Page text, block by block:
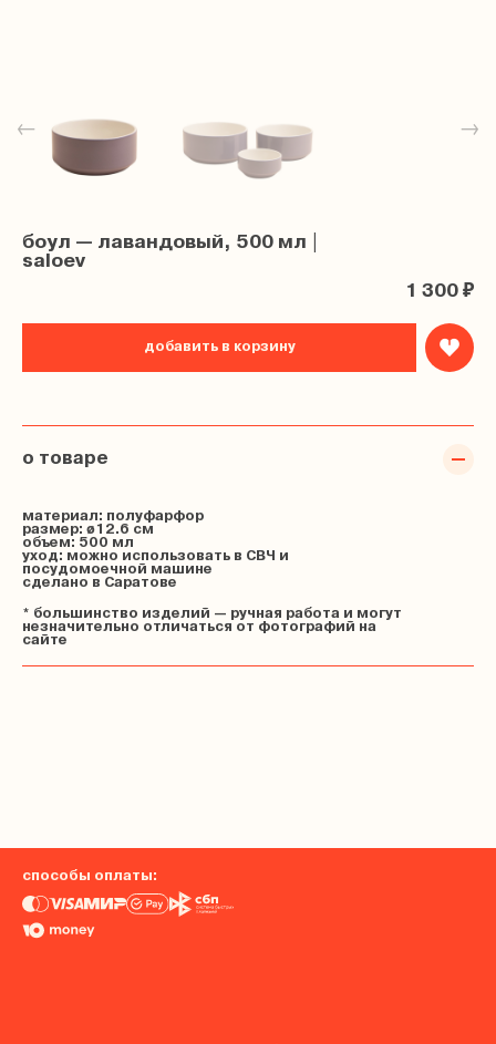
← →
боул — лавандовый, 500 мл |
saloev
1 300 ₽
добавить в корзину
о товаре
материал: полуфарфор
размер: ø12.6 см
объем: 500 мл
уход: можно использовать в СВЧ и
посудомоечной машине
сделано в Саратове
* большинство изделий — ручная работа и могут
незначительно отличаться от фотографий на
сайте
способы оплаты: